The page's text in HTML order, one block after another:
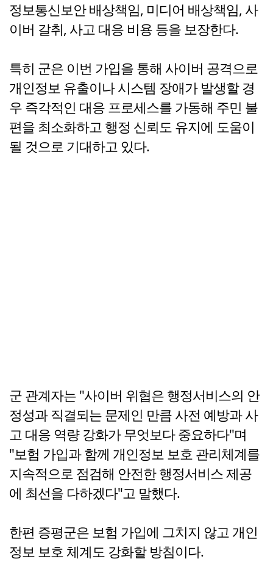
정보통신보안 배상책임, 미디어 배상책임, 사
이버 갈취, 사고 대응 비용 등을 보장한다.
특히 군은 이번 가입을 통해 사이버 공격으로
개인정보 유출이나 시스템 장애가 발생할 경
우 즉각적인 대응 프로세스를 가동해 주민 불
편을 최소화하고 행정 신뢰도 유지에 도움이
될 것으로 기대하고 있다.
군 관계자는 "사이버 위협은 행정서비스의 안
정성과 직결되는 문제인 만큼 사전 예방과 사
고 대응 역량 강화가 무엇보다 중요하다"며
"보험 가입과 함께 개인정보 보호 관리체계를
지속적으로 점검해 안전한 행정서비스 제공
에 최선을 다하겠다"고 말했다.
한편 증평군은 보험 가입에 그치지 않고 개인
정보 보호 체계도 강화할 방침이다.